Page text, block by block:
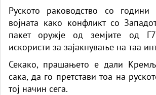
Руското раководство со години
војната како конфликт со
пакет оружје од земјите од
искористи за зајакнување на таа
Секако, прашањето е дали
сака, да го претстави тоа на
тој начин сега.